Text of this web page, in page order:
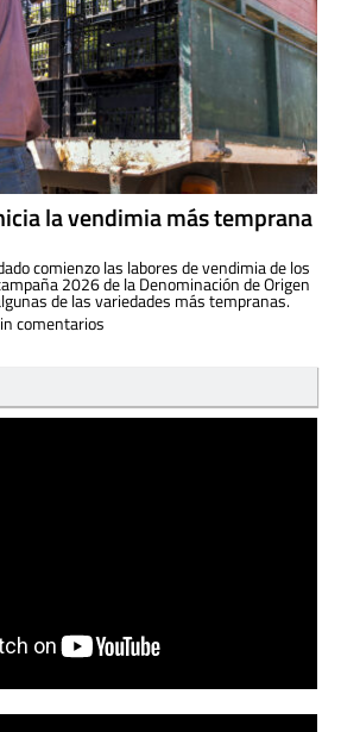
la vendimia más temprana
comienzo las labores de vendimia de los
2026 de la Denominación de Origen
de las variedades más tempranas.
comentarios